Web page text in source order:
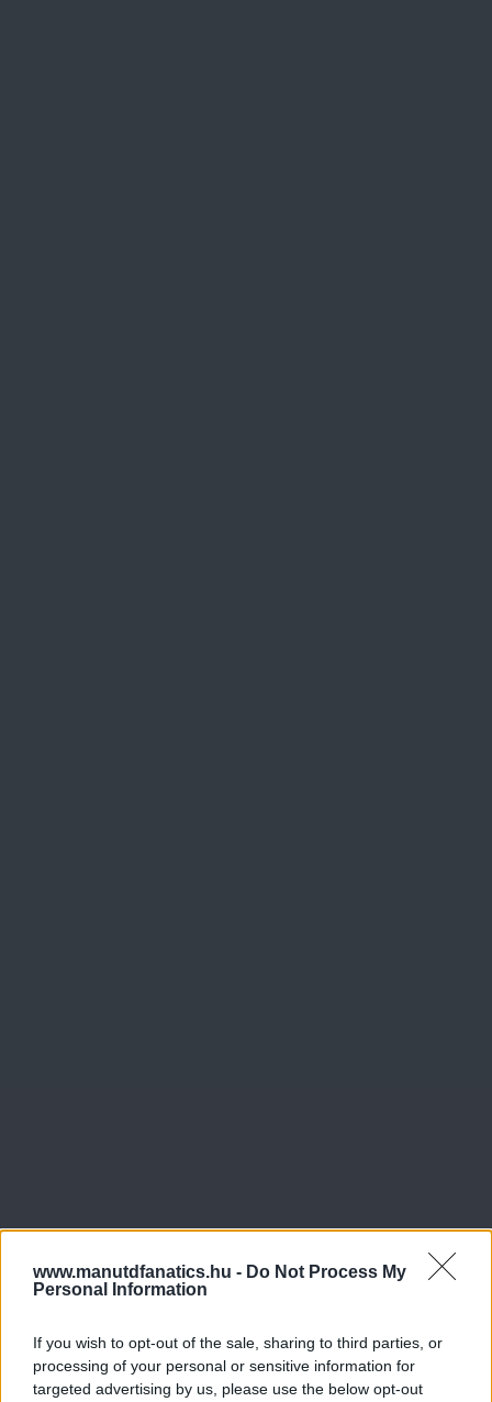
www.manutdfanatics.hu - Do Not Process My
Personal Information
If you wish to opt-out of the sale, sharing to third parties, or
processing of your personal or sensitive information for
targeted advertising by us, please use the below opt-out